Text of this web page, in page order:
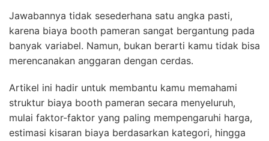
Jawabannya tidak sesederhana satu angka pasti,
karena biaya booth pameran sangat bergantung pada
banyak variabel. Namun, bukan berarti kamu tidak bisa
merencanakan anggaran dengan cerdas.
Artikel ini hadir untuk membantu kamu memahami
struktur biaya booth pameran secara menyeluruh,
mulai faktor-faktor yang paling mempengaruhi harga,
estimasi kisaran biaya berdasarkan kategori, hingga